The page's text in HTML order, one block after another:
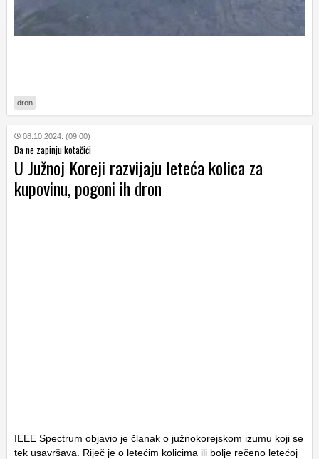
dron
08.10.2024. (09:00)
Da ne zapinju kotačići
U Južnoj Koreji razvijaju leteća kolica za
kupovinu, pogoni ih dron
IEEE Spectrum objavio je članak o južnokorejskom izumu koji se
tek usavršava. Riječ je o letećim kolicima ili bolje rečeno letećoj